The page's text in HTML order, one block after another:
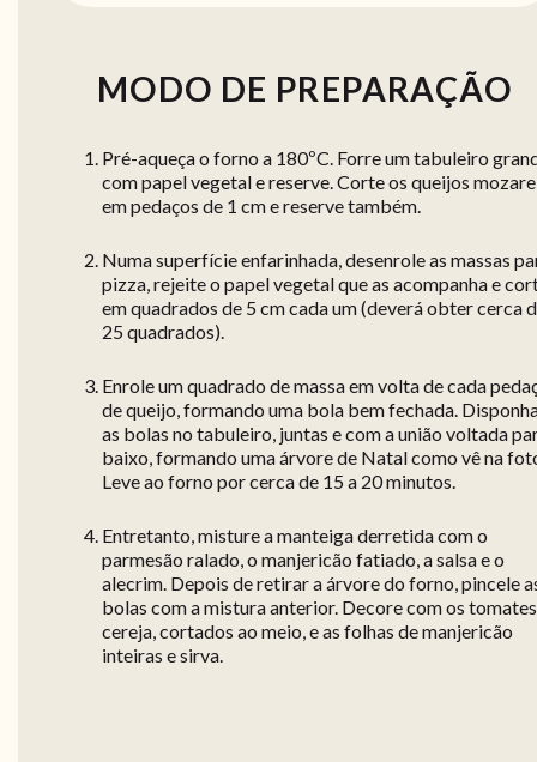
MODO DE PREPARAÇÃO
Pré-aqueça o forno a 180ºC. Forre um tabuleiro
com papel vegetal e reserve. Corte os queijos
em pedaços de 1 cm e reserve também.
Numa superfície enfarinhada, desenrole as massas
pizza, rejeite o papel vegetal que as acompanha e
em quadrados de 5 cm cada um (deverá obter cerca
25 quadrados).
Enrole um quadrado de massa em volta de cada
de queijo, formando uma bola bem fechada.
as bolas no tabuleiro, juntas e com a união voltada
baixo, formando uma árvore de Natal como vê na
Leve ao forno por cerca de 15 a 20 minutos.
Entretanto, misture a manteiga derretida com o
parmesão ralado, o manjericão fatiado, a salsa e o
alecrim. Depois de retirar a árvore do forno, pincele
bolas com a mistura anterior. Decore com os
cereja, cortados ao meio, e as folhas de manjericão
inteiras e sirva.